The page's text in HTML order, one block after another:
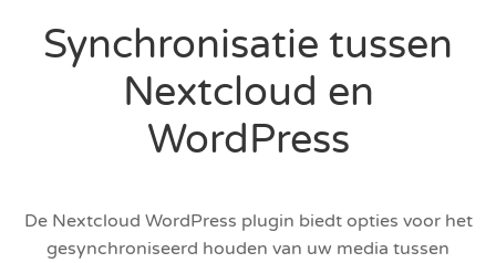
Synchronisatie tussen
Nextcloud en
WordPress
De Nextcloud WordPress plugin biedt opties voor het
gesynchroniseerd houden van uw media tussen